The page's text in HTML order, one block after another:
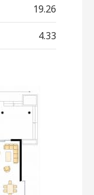
19.26
4.33